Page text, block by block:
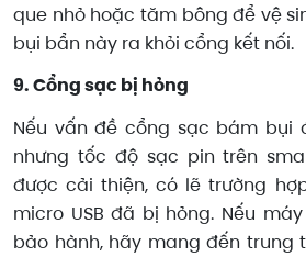
que nhỏ hoặc tăm bông để vệ
bụi bẩn này ra khỏi cổng kết nối.
9. Cổng sạc bị hỏng
Nếu vấn đề cổng sạc bám bụi
nhưng tốc độ sạc pin trên
được cải thiện, có lẽ trường
micro USB đã bị hỏng. Nếu
bảo hành, hãy mang đến trung